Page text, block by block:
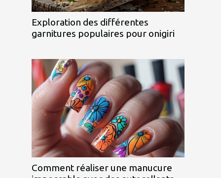
Exploration des différentes
garnitures populaires pour onigiri
Comment réaliser une manucure